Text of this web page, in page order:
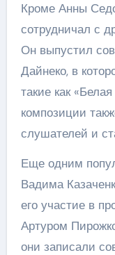
Кроме Анны
сотрудничал с
Он выпустил
Дайнеко, в
такие как
композиции
слушателей и
Еще одним
Вадима
его участие в
Артуром
они записали